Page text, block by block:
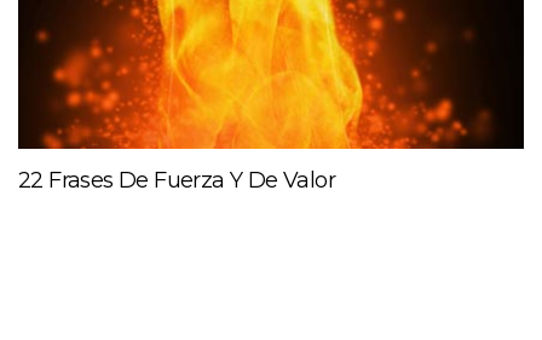
22 Frases De Fuerza Y De Valor